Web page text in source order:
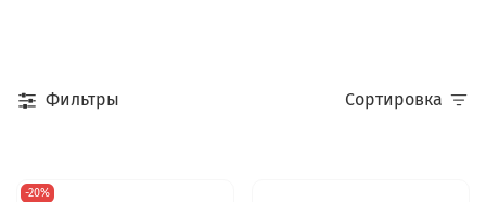
Фильтры Сортировка
-20%